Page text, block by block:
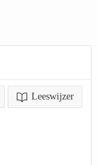
Leeswijzer